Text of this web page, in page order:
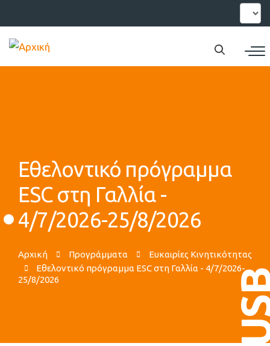
προς
το
Select
Εθελοντικό πρόγραμμα
ESC στη Γαλλία -
4/7/2026-25/8/2026
Αρχική Προγράμματα
Ευκαιρίες Κινητικότητας
Εθελοντικό πρόγραμμα ESC στη Γαλλία - 4/7/2026-
25/8/2026